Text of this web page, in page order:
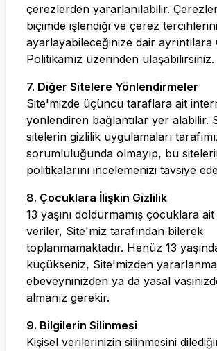
çerezlerden yararlanılabilir.
biçimde işlendiği ve çerez
ayarlayabileceğinize dair ayrıntılara
Politikamız üzerinden ulaşabilirsiniz.
7. Diğer Sitelere Yönlendirmeler
Site'mizde üçüncü taraflara ait
yönlendiren bağlantılar yer alabilir.
sitelerin gizlilik uygulamaları
sorumluluğunda olmayıp, bu
politikalarını incelemenizi tavsiye
8. Çocuklara İlişkin Gizlilik
13 yaşını doldurmamış çocuklara
veriler, Site'miz tarafından bilerek
toplanmamaktadır. Henüz 13
küçükseniz, Site'mizden
ebeveyninizden ya da yasal
almanız gerekir.
9. Bilgilerin Silinmesi
Kişisel verilerinizin silinmesini